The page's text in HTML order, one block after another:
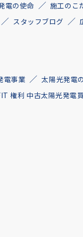
電の使命 施工のこ
スタッフブログ
電事業 太陽光発電
権利 中古太陽光発電